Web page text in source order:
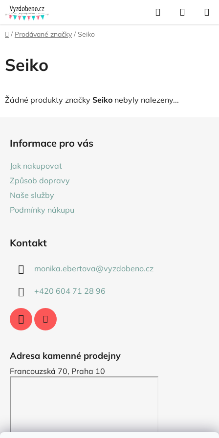
Přejít
na
obsah
Hledat
KOŠÍK
Domů
/ Prodávané značky / Seiko
Seiko
Žádné produkty značky Seiko nebyly nalezeny...
Informace pro vás
Jak nakupovat
Způsob dopravy
Naše služby
Podmínky nákupu
Kontakt
monika.ebertova@vyzdobeno.cz
+420 604 71 28 96
Adresa kamenné prodejny
Francouzská 70, Praha 10